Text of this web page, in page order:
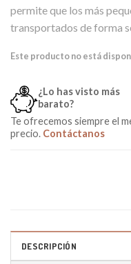
permite que los más
transportados de forma
Este producto no está
¿Lo has visto más
barato?
Te ofrecemos siempre el
precio. Contáctanos
DESCRIPCIÓN